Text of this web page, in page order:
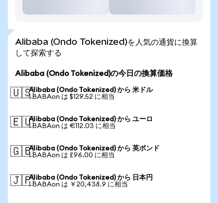
Alibaba (Ondo Tokenized)を人気の通貨に換算
して探索する
Alibaba (Ondo Tokenized)の今日の換算価格
🇺🇸Alibaba (Ondo Tokenized) から 米ドル
1 BABAon は $129.52 に相当
🇪🇺Alibaba (Ondo Tokenized) から ユーロ
1 BABAon は €112.03 に相当
🇬🇧Alibaba (Ondo Tokenized) から 英ポンド
1 BABAon は £96.00 に相当
🇯🇵Alibaba (Ondo Tokenized) から 日本円
1 BABAon は ￥20,438.9 に相当